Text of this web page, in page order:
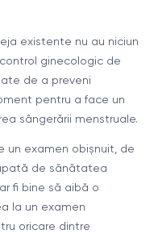
existente nu au niciun
ginecologic de
de a preveni
pentru a face un
sângerării menstruale.
un examen obișnuit, de
de sănătatea
fi bine să aibă o
la un examen
oricare dintre